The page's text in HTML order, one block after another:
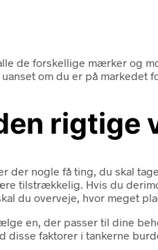
de forskellige mærker og
om du er på
rigtige
nogle få ting, du skal
tilstrækkelig. Hvis du
du overveje, hvor meget
en, der passer til dine
faktorer i tankerne